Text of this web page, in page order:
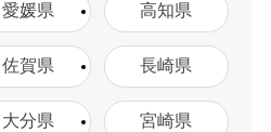
愛媛県 高知県
佐賀県 長崎県
大分県 宮崎県